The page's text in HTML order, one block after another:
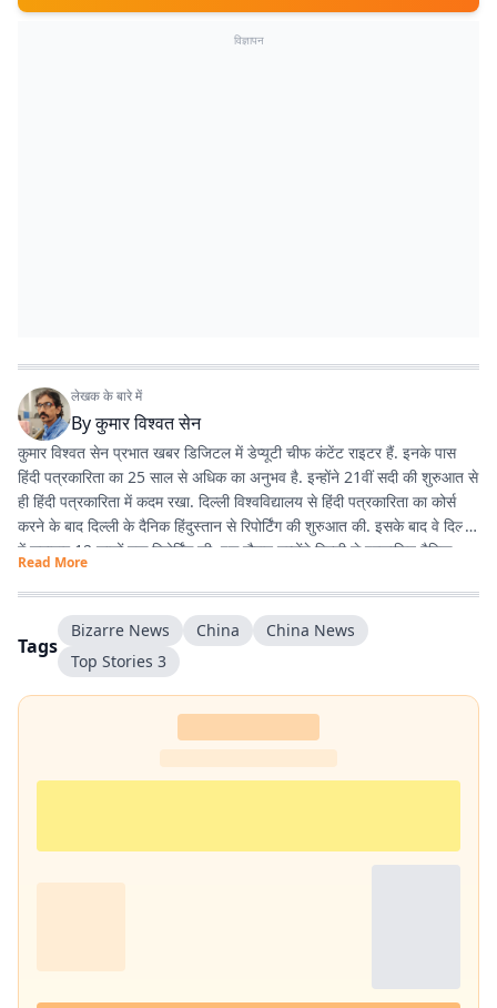
विज्ञापन
लेखक के बारे में
Byकुमार विश्वत सेन
कुमार विश्वत सेन प्रभात खबर डिजिटल में डेप्यूटी चीफ कंटेंट राइटर हैं. इनके पास
हिंदी पत्रकारिता का 25 साल से अधिक का अनुभव है. इन्होंने 21वीं सदी की शुरुआत से
ही हिंदी पत्रकारिता में कदम रखा. दिल्ली विश्वविद्यालय से हिंदी पत्रकारिता का कोर्स
करने के बाद दिल्ली के दैनिक हिंदुस्तान से रिपोर्टिंग की शुरुआत की. इसके बाद वे दिल्ली
में लगातार 12 सालों तक रिपोर्टिंग की. इस दौरान उन्होंने दिल्ली से प्रकाशित दैनिक
हिंदुस्तान दैनिक जागरण, देशबंधु जैसे प्रतिष्ठित अखबारों के साथ कई साप्ताहिक
अखबारों के लिए भी रिपोर्टिंग की. 2013 में वे प्रभात खबर आए. तब से वे प्रिंट मीडिया
के साथ फिलहाल पिछले 10 सालों से प्रभात खबर डिजिटल में अपनी सेवाएं दे रहे हैं.
इन्होंने अपने करियर के शुरुआती दिनों में ही राजस्थान में होने वाली हिंदी पत्रकारिता के
300 साल के इतिहास पर एक पुस्तक 'नित नए आयाम की खोज: राजस्थानी
पत्रकारिता' की रचना की. इनकी कई कहानियां देश के विभिन्न पत्र-पत्रिकाओं में
Read More
Tags
Bizarre News China
China News
Top Stories 3